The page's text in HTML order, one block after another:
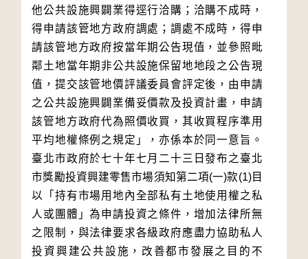
他公共設施興闢業得逕行洽購；洽購不成時，
得申請該管地方政府調處；調處不成時，得申
請該管地方政府按當年期公告現值，並參照毗
鄰土地當年期非公共設施保留地地段之公告現
值，提交該管地價評議委員會評定後，由申請
之公共設施興闢業備妥價款及投資計畫，申請
該管地方政府代為照價收買，其收買程序準用
平均地權條例之規定」，亦係本於同一意旨。
臺北市政府於七十年七月二十三日發布之臺北
市獎勵投資興建零售市場須知第二項(一)款(1)目
以「持有市場用地內全部私有土地使用權之私
人或團體」為申請投資之條件，增加法律所無
之限制，與法律要求各級政府應盡力協助私人
投資興建公共設施，改善都市發展之目的不